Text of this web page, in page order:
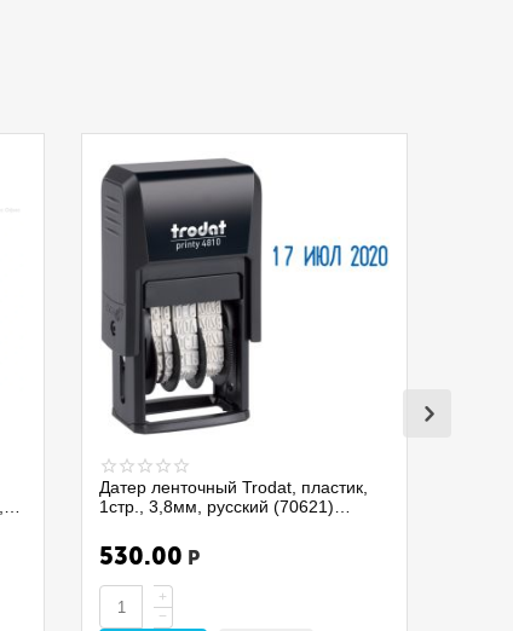
Датер ленточный Trodat, пластик,
1стр., 3,8мм, русский (70621)
530.00 Р
+
−